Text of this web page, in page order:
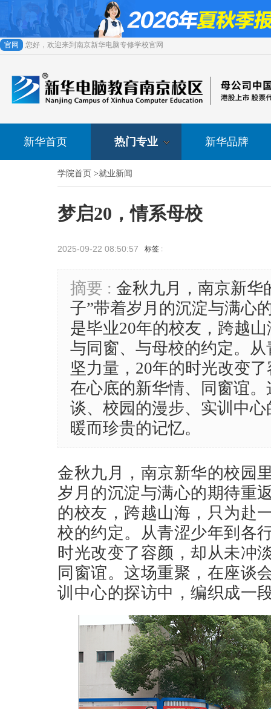
官网 您好，欢迎来到南京新华电脑专修学校官网
新华首页 热门专业 新华品牌
学院首页 >就业新闻
梦启20，情系母校
2025-09-22 08:50:57 标签 :
摘要 : 金秋九月，南京新华
子”带着岁月的沉淀与满
是毕业20年的校友，跨越
与同窗、与母校的约定。
坚力量，20年的时光改变
在心底的新华情、同窗谊
谈、校园的漫步、实训中
暖而珍贵的记忆。
金秋九月，南京新华的校园
岁月的沉淀与满心的期待
的校友，跨越山海，只为赴
校的约定。从青涩少年到各
时光改变了容颜，却从未冲
同窗谊。这场重聚，在座谈
训中心的探访中，编织成一